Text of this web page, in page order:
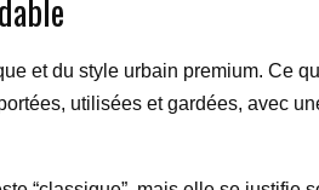
et du style urbain premium. Ce
utilisées et gardées, avec